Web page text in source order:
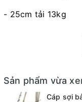
- 25cm tải 13kg
Bác nào muốn lấy
Sản phẩm vừa
Cáp sợi